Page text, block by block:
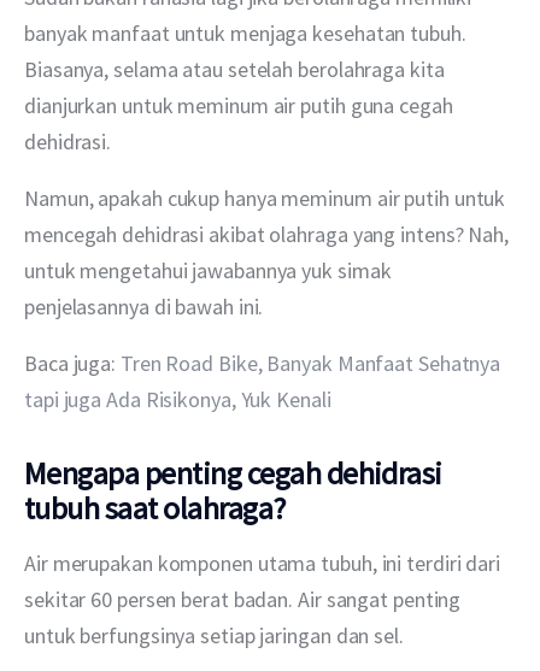
Layanan
banyak manfaat untuk menjaga kesehatan tubuh.
Biasanya, selama atau setelah berolahraga kita
dianjurkan untuk meminum air putih guna cegah
dehidrasi.
Namun, apakah cukup hanya meminum air putih untuk
mencegah dehidrasi akibat olahraga yang intens? Nah,
untuk mengetahui jawabannya yuk simak
penjelasannya di bawah ini.
Baca juga: Tren Road Bike, Banyak Manfaat Sehatnya
tapi juga Ada Risikonya, Yuk Kenali
Mengapa penting cegah dehidrasi
tubuh saat olahraga?
Air merupakan komponen utama tubuh, ini terdiri dari
sekitar 60 persen berat badan. Air sangat penting
untuk berfungsinya setiap jaringan dan sel.